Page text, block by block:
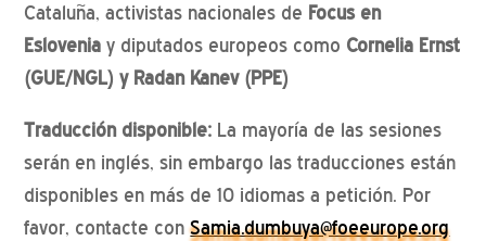
Cataluña, activistas nacionales de Focus en
Esloveniay diputados europeos como Cornelia Ernst
(GUE/NGL) y Radan Kanev (PPE)
Traducción disponible: La mayoría de las sesiones
serán en inglés, sin embargo las traducciones están
disponibles en más de 10 idiomas a petición. Por
favor, contacte conSamia.dumbuya@foeeurope.org